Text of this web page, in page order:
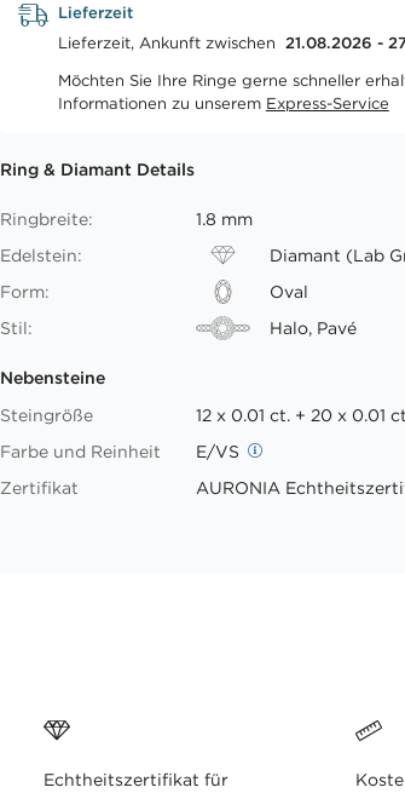
Lieferzeit
Lieferzeit, Ankunft zwischen 21.08.2026 -
Möchten Sie Ihre Ringe gerne schneller
Informationen zu unserem Express-Service
Ring & Diamant Details
Ringbreite:
1.8 mm
Edelstein:
Diamant (Lab
Form:
Oval
Stil:
Halo, Pavé
Nebensteine
Steingröße
12 x 0.01 ct. + 20 x 0.01
Farbe und Reinheit
E/VS
Zertifikat
AURONIA
Echtheitszertifikat für